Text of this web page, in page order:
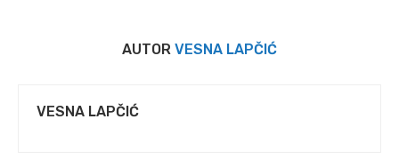
AUTOR VESNA LAPČIĆ
VESNA LAPČIĆ